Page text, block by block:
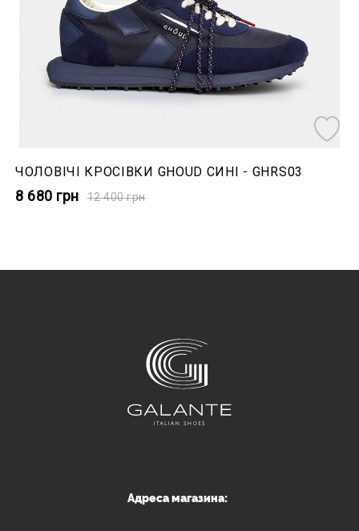
ЧОЛОВІЧІ КРОСІВКИ GHOUD СИНІ - GHRS03
8 680 грн 12 400грн
Адреса магазина: